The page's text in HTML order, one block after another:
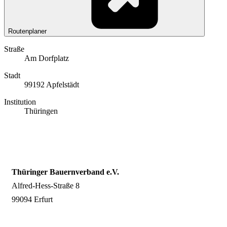
Routenplaner
Straße
Am Dorfplatz
Stadt
99192 Apfelstädt
Institution
Thüringen
Thüringer Bauernverband e.V.
Alfred-Hess-Straße 8
99094 Erfurt